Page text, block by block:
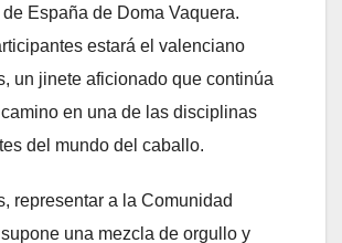
España de Doma Vaquera.
estará el valenciano
un jinete aficionado que continúa
en una de las disciplinas
del mundo del caballo.
representar a la Comunidad
una mezcla de orgullo y